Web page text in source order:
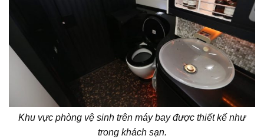
Khu vực phòng vệ sinh trên máy bay được thiết kế như
trong khách sạn.